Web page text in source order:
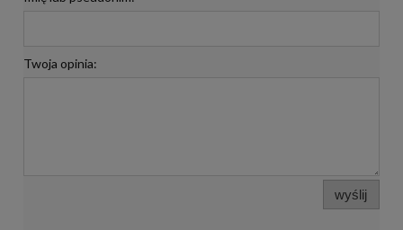
Twoja opinia:
wyślij